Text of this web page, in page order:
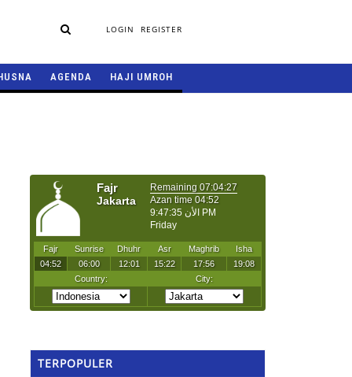
LOGIN REGISTER
AGENDA HAJI UMROH
TERPOPULER